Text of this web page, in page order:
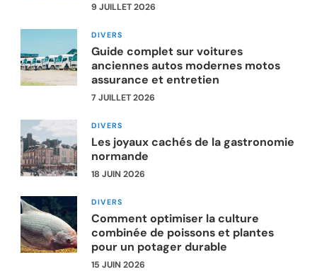
9 JUILLET 2026
DIVERS
Guide complet sur voitures
anciennes autos modernes motos
assurance et entretien
7 JUILLET 2026
DIVERS
Les joyaux cachés de la gastronomie
normande
18 JUIN 2026
DIVERS
Comment optimiser la culture
combinée de poissons et plantes
pour un potager durable
15 JUIN 2026